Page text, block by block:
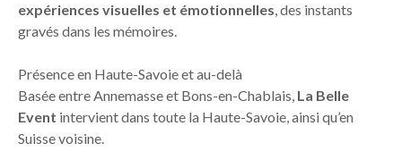
expériences visuelles et émotionnelles, des instants
gravés dans les mémoires.
Présence en Haute-Savoie et au-delà
Basée entre Annemasse et Bons-en-Chablais, La Belle
Event intervient dans toute la Haute-Savoie, ainsi qu’en
Suisse voisine.